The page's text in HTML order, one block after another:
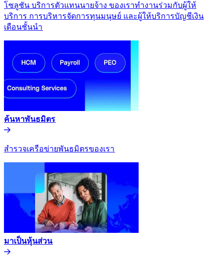
โซลูชัน บริการตัวแทนนายจ้าง ของเราทำงานร่วมกับผู้ให้
บริการ การบริหารจัดการทุนมนุษย์ และผู้ให้บริการบัญชีเงิน
เดือนชั้นนำ​​
ค้นหาพันธมิตร​​
สำรวจเครือข่ายพันธมิตรของเรา​​
มาเป็นหุ้นส่วน​​